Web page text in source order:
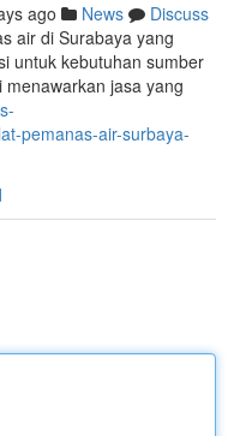
ago News
Discuss
air di Surabaya yang
untuk kebutuhan sumber
jasa yang
pemanas-air-surbaya-